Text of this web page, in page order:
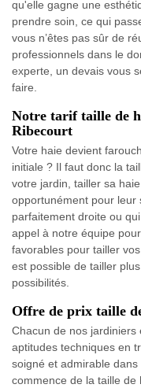
qu'elle gagne une
prendre soin, ce qui
vous n’êtes pas sûr de
professionnels dans le
experte, un devais vous
faire.
Notre tarif taille de
Ribecourt
Votre haie devient
initiale ? Il faut donc la
votre jardin, tailler sa
opportunément pour leur
parfaitement droite ou
appel à notre équipe
favorables pour tailler
est possible de tailler
possibilités.
Offre de prix taille
Chacun de nos
aptitudes techniques en
soigné et admirable
commence de la taille de